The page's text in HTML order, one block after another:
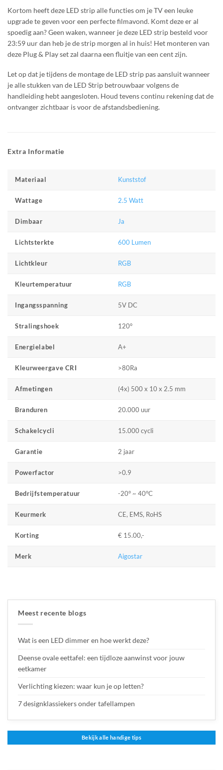
Kortom heeft deze LED strip alle functies om je TV een leuke
upgrade te geven voor een perfecte filmavond. Komt deze er al
spoedig aan? Geen waken, wanneer je deze LED strip besteld voor
23:59 uur dan heb je de strip morgen al in huis! Het monteren van
deze Plug & Play set zal daarna een fluitje van een cent zijn.
Let op dat je tijdens de montage de LED strip pas aansluit wanneer
je alle stukken van de LED Strip betrouwbaar volgens de
handleiding hebt aangesloten. Houd tevens continu rekening dat de
ontvanger zichtbaar is voor de afstandsbediening.
Extra Informatie
Materiaal Kunststof
Wattage 2.5 Watt
Dimbaar Ja
Lichtsterkte 600 Lumen
Lichtkleur RGB
Kleurtemperatuur RGB
Ingangsspanning 5V DC
Stralingshoek 120°
Energielabel A+
Kleurweergave CRI >80Ra
Afmetingen (4x) 500 x 10 x 2.5 mm
Branduren 20.000 uur
Schakelcycli 15.000 cycli
Garantie 2 jaar
Powerfactor >0.9
Bedrijfstemperatuur -20° ~ 40°C
Keurmerk CE, EMS, RoHS
Korting € 15.00,-
Merk Aigostar
Meest recente blogs
Wat is een LED dimmer en hoe werkt deze?
Deense ovale eettafel: een tijdloze aanwinst voor jouw
eetkamer
Verlichting kiezen: waar kun je op letten?
7 designklassiekers onder tafellampen
Bekijk alle handige tips